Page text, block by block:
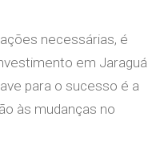
necessárias, é
em Jaraguá
para o sucesso é a
às mudanças no